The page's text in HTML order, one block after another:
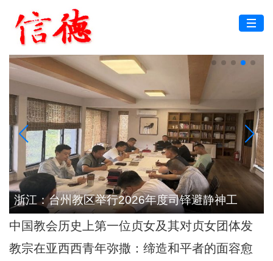
浙江：台州教区举行2026年度司铎避静神工
中国教会历史上第一位贞女及其对贞女团体发
展的深远影响
教宗在亚西西青年弥撒：缔造和平者的面容愈